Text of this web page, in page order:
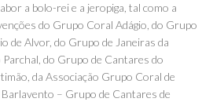
a bolo-rei e a jeropiga, tal como a
do Grupo Coral Adágio, do Grupo
de Alvor, do Grupo de Janeiras da
do Grupo de Cantares do
da Associação Grupo Coral de
– Grupo de Cantares de